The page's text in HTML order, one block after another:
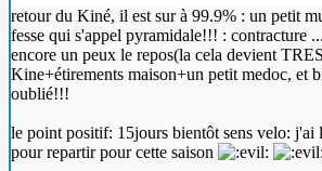
retour du Kiné, il est sur à 99.9% : un petit
fesse qui s'appel pyramidale!!! : contracture
encore un peux le repos(la cela devient
Kine+étirements maison+un petit medoc, et
oublié!!!
le point positif: 15jours bientôt sens velo: j'ai
pour repartir pour cette saison